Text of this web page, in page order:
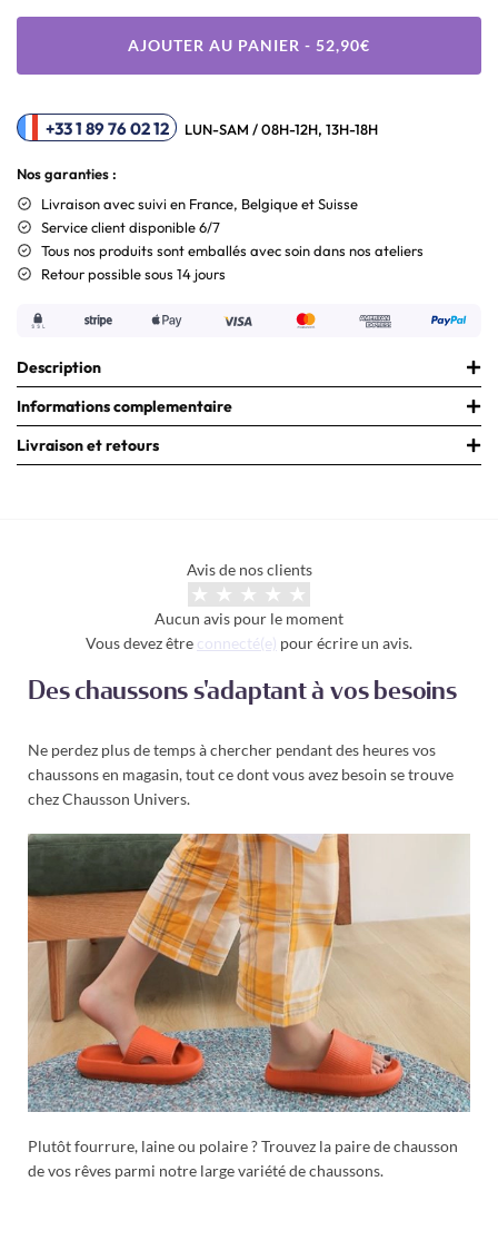
AJOUTER AU PANIER - 52,90€
+33 1 89 76 02 12 LUN-SAM / 08H-12H, 13H-18H
Nos garanties :
Livraisonavec suivi en France, Belgique et Suisse
Service client disponible 6/7
Tous nos produits sont emballés avec soin dans nos ateliers
Retour possible sous 14 jours
Description
Informations complementaire
Livraison et retours
Avis de nos clients
Aucun avis pour le moment
Vous devez être connecté(e) pour écrire un avis.
Des chaussons s'adaptant à vos besoins
Ne perdez plus de temps à chercher pendant des heures vos
chaussons en magasin, tout ce dont vous avez besoin se trouve
chez Chausson Univers.
Plutôt fourrure, laine ou polaire ? Trouvez la paire de chausson
de vos rêves parmi notre large variété de chaussons.